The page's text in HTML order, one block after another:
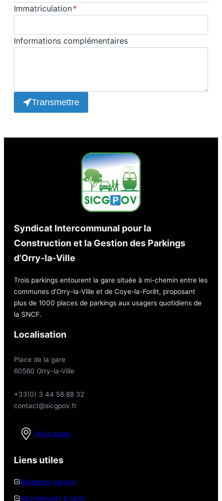
Immatriculation*
Informations complémentaires
Transmettre
Syndicat Intercommunal pour la
Construction et la Gestion des Parkings
d’Orry-la-Ville
Trois parkings entourent la gare située à mi-chemin entre les
communes d’Orry-la-Ville et de Coye-la-Forêt, proposant
plus de 1000 places de parkings aux usagers quotidiens de
la SNCF.
Localisation
Place de la gare
60560 Orry-la-Ville
+33(0) 3 44 58 88 32
contact@sicgpov.fr
Nous situer
Liens utiles
Règlement parking
Abonnements & tarifs